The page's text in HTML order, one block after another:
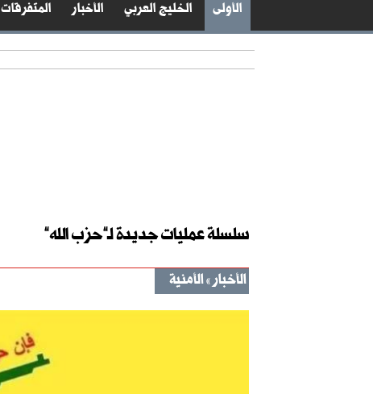
الأولى الخليج العربي الأخبار المتفرقات
سلسلة عمليات جديدة لـ”حزب الله”
الأخبار الأمنية